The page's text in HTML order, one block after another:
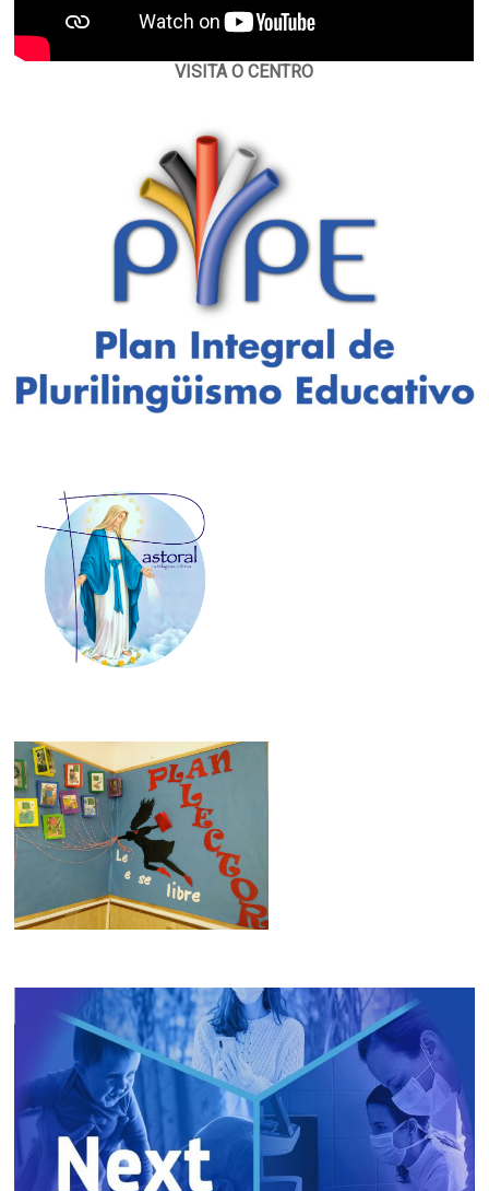
VISITA O CENTRO